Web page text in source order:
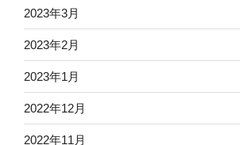
2023年3月
2023年2月
2023年1月
2022年12月
2022年11月